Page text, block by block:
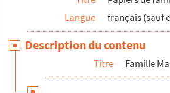
Ms 4028 (338). Pièces d'autres familles
Ms 4028 (420). Documents relatifs au fonds
Langue
français (sauf
Description du contenu
Titre Famille